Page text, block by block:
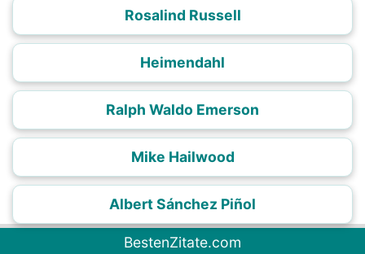
Rosalind Russell
Heimendahl
Ralph Waldo Emerson
Mike Hailwood
Albert Sánchez Piñol
BestenZitate.com